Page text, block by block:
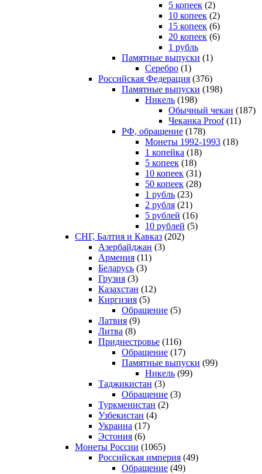
5 копеек (2)
10 копеек (2)
15 копеек (6)
20 копеек (6)
1 рубль
Памятные выпуски (1)
Серебро (1)
Российская Федерация (376)
Памятные выпуски (198)
Никель (198)
Обычный чекан (187)
Чеканка Proof(11)
РФ, обращение (178)
Монеты 1992-1993 (18)
1 копейка (18)
5 копеек (18)
10 копеек (31)
50 копеек (28)
1 рубль (23)
2 рубля (21)
5 рублей (16)
10 рублей (5)
СНГ, Балтия и Кавказ (202)
Азербайджан (3)
Армения (11)
Беларусь (3)
Грузия (3)
Казахстан (12)
Киргизия (5)
Обращение (5)
Латвия (9)
Литва (8)
Приднестровье (116)
Обращение (17)
Памятные выпуски (99)
Никель (99)
Таджикистан (3)
Обращение (3)
Туркменистан (2)
Узбекистан (4)
Украина (17)
Эстония (6)
Монеты России (1065)
Российская империя (49)
Обращение (49)